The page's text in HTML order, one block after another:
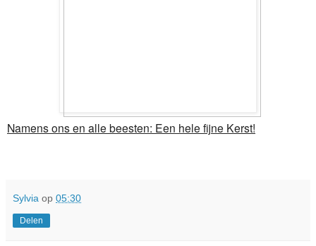
Namens ons en alle beesten: Een hele fijne Kerst!
Sylvia op 05:30
Delen